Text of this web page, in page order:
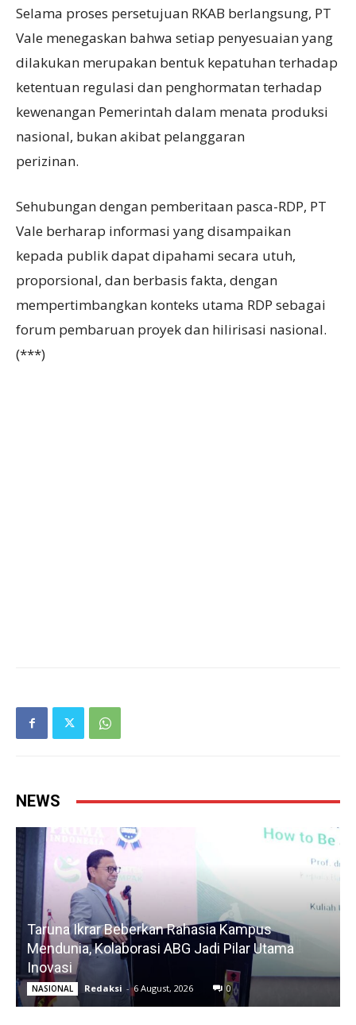
Selama proses persetujuan RKAB berlangsung, PT
Vale menegaskan bahwa setiap penyesuaian yang
dilakukan merupakan bentuk kepatuhan terhadap
ketentuan regulasi dan penghormatan terhadap
kewenangan Pemerintah dalam menata produksi
nasional, bukan akibat pelanggaran
perizinan.
Sehubungan dengan pemberitaan pasca-RDP, PT
Vale berharap informasi yang disampaikan
kepada publik dapat dipahami secara utuh,
proporsional, dan berbasis fakta, dengan
mempertimbangkan konteks utama RDP sebagai
forum pembaruan proyek dan hilirisasi nasional.
(***)
NEWS
Taruna Ikrar Beberkan Rahasia Kampus
Mendunia, Kolaborasi ABG Jadi Pilar Utama
Inovasi
NASIONAL Redaksi - 6 August, 2026 0